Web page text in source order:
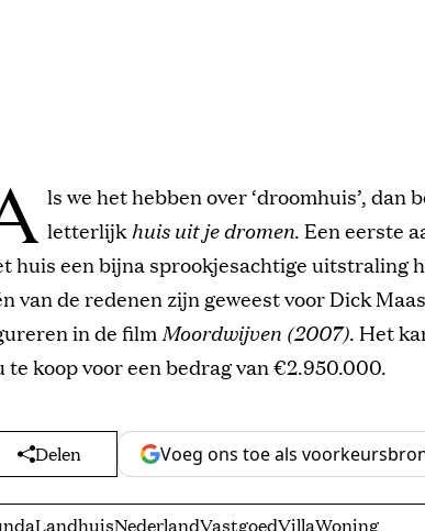
ls we het hebben over ‘droomhuis’, dan
letterlijk huis uit je dromen. Een eerste
huis een bijna sprookjesachtige uitstraling
van de redenen zijn geweest voor Dick
in de film Moordwijven (2007). Het
te koop voor een bedrag van €2.950.000.
Delen Voeg ons toe als
LandhuisNederlandVastgoedVillaWoning